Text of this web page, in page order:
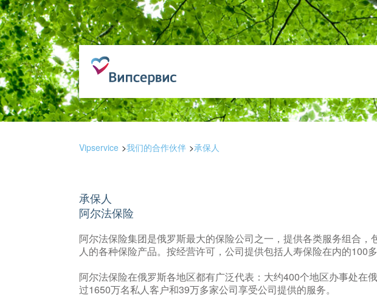
Vipservice 我们的合作伙伴 承保人
承保人
阿尔法保险
阿尔法保险集团是俄罗斯最大的保险公司之一，提供各类服务组合，
人的各种保险产品。按经营许可，公司提供包括人寿保险在内的100多
阿尔法保险在俄罗斯各地区都有广泛代表：大约400个地区办事处在
过1650万名私人客户和39万多家公司享受公司提供的服务。